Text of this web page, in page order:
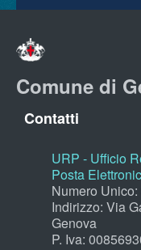
Comune di
Contatti
URP - Ufficio
Posta
Numero
Indirizzo: Via
Genova
P. Iva: